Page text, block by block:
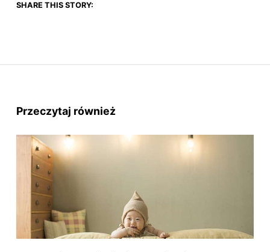
SHARE THIS STORY:
Przeczytaj również